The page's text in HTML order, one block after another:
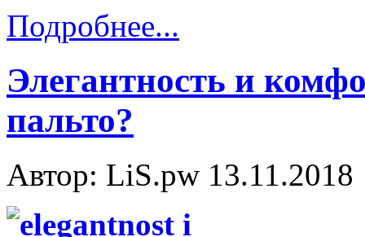
Подробнее...
Элегантность и
пальто?
Автор: LiS.pw 13.11.2018